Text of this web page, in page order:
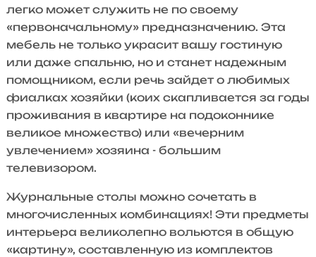
легко может служить не по своему
«первоначальному» предназначению. Эта
мебель не только украсит вашу гостиную
или даже спальню, но и станет надежным
помощником, если речь зайдет о любимых
фиалках хозяйки (коих скапливается за годы
проживания в квартире на подоконнике
великое множество) или «вечерним
увлечением» хозяина - большим
телевизором.
Журнальные столы можно сочетать в
многочисленных комбинациях! Эти предметы
интерьера великолепно вольются в общую
«картину», составленную из комплектов